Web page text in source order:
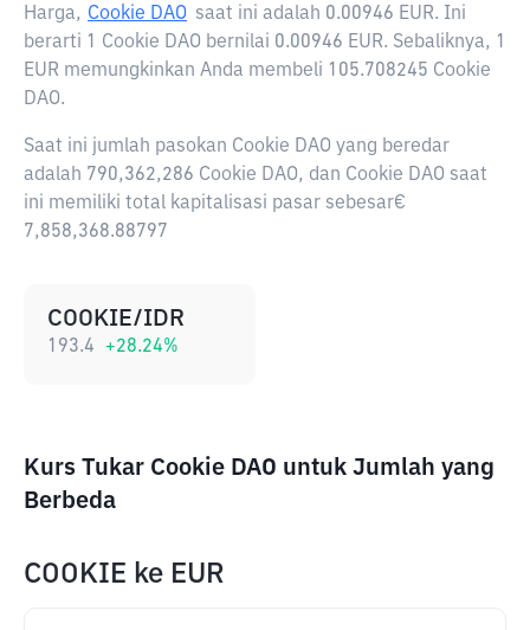
Harga, Cookie DAO saat ini adalah 0.00946 EUR. Ini
berarti 1 Cookie DAO bernilai 0.00946 EUR. Sebaliknya, 1
EUR memungkinkan Anda membeli 105.708245 Cookie
DAO.
Saat ini jumlah pasokan Cookie DAO yang beredar
adalah 790,362,286 Cookie DAO, dan Cookie DAO saat
ini memiliki total kapitalisasi pasar sebesar€
7,858,368.88797
COOKIE/IDR
193.4 +28.24%
Kurs Tukar Cookie DAO untuk Jumlah yang
Berbeda
COOKIE ke EUR